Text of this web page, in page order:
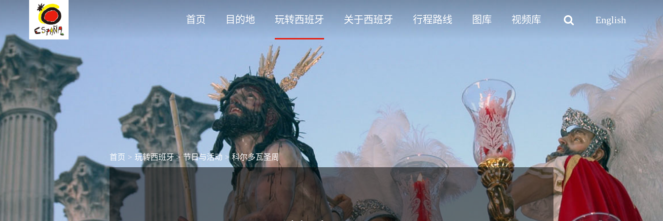
首页 目的地 玩转西班牙 关于西班牙 行程路线 图库 视频库 English
首页 > 玩转西班牙 > 节日与活动 > 科尔多瓦圣周